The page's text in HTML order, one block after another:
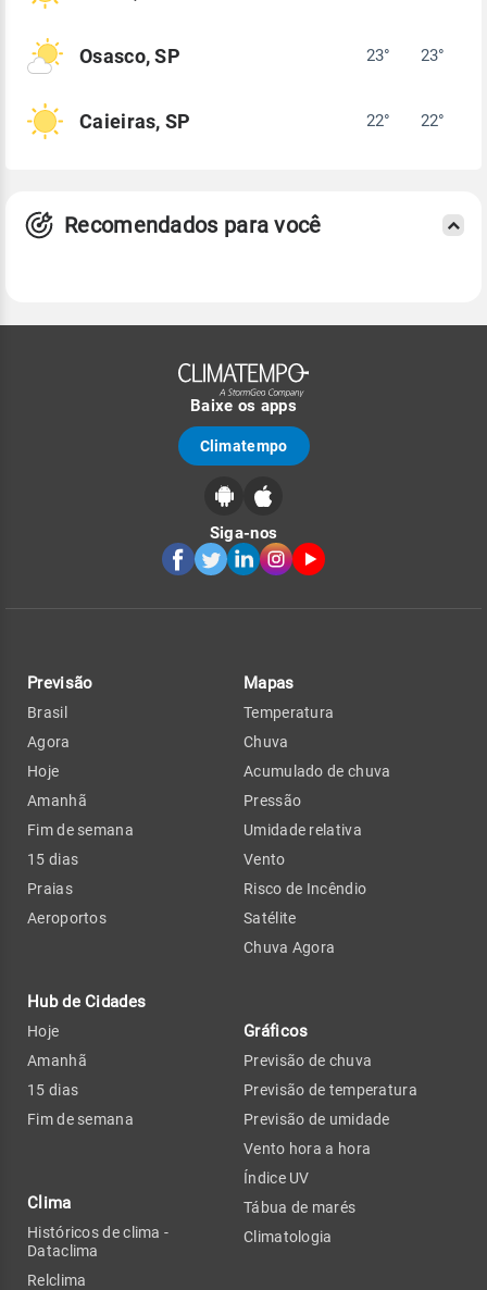
Osasco, SP 23° 23°
Caieiras, SP 22° 22°
Recomendados para você
Baixe os apps
Climatempo
Siga-nos
Previsão
Brasil
Agora
Hoje
Amanhã
Fim de semana
15 dias
Praias
Aeroportos
Hub de Cidades
Hoje
Amanhã
15 dias
Fim de semana
Clima
Históricos de clima -
Dataclima
Relclima
Mapas
Temperatura
Chuva
Acumulado de chuva
Pressão
Umidade relativa
Vento
Risco de Incêndio
Satélite
Chuva Agora
Gráficos
Previsão de chuva
Previsão de temperatura
Previsão de umidade
Vento hora a hora
Índice UV
Tábua de marés
Climatologia